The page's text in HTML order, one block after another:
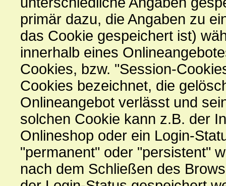
primär dazu, die Angaben zu
das Cookie gespeichert ist)
innerhalb eines
Cookies, bzw. "Session-
Cookies bezeichnet, die
Onlineangebot verlässt und
solchen Cookie kann z.B. der
Onlineshop oder ein Login-
"permanent" oder "persistent"
nach dem Schließen des